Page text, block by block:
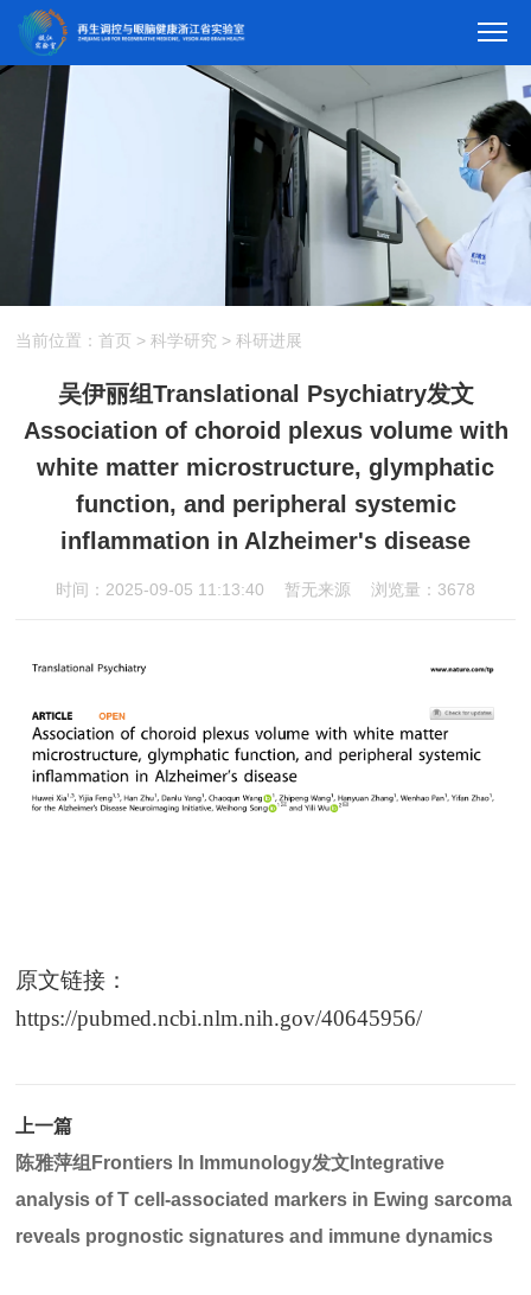
当前位置： 首页 > 科学研究 > 科研进展
吴伊丽组Translational Psychiatry发文
Association of choroid plexus volume with
white matter microstructure, glymphatic
function, and peripheral systemic
inflammation in Alzheimer's disease
时间：2025-09-05 11:13:40 暂无来源 浏览量：3678
原文链接：
https://pubmed.ncbi.nlm.nih.gov/40645956/
上一篇
陈雅萍组Frontiers In Immunology发文Integrative
analysis of T cell-associated markers in Ewing sarcoma
reveals prognostic signatures and immune dynamics